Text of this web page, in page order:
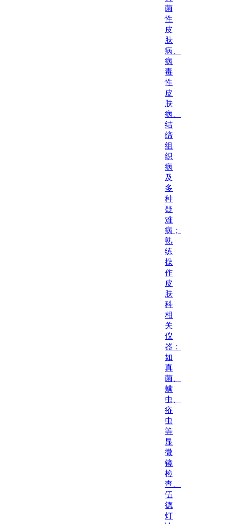
菌
性
皮
肤
病、
病
毒
性
皮
肤
病、
结
缔
组
织
病
及
多
种
疑
难
病；
熟
练
操
作
皮
肤
科
相
关
仪
器：
如
真
菌、
螨
虫、
疥
虫
等
显
微
镜
检
查、
伍
德
灯